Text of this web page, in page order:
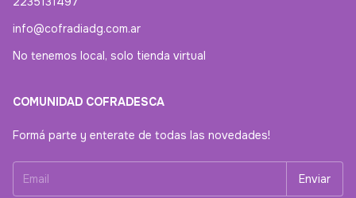
info@cofradiadg.com.ar
No tenemos local, solo tienda virtual
COMUNIDAD COFRADESCA
Formá parte y enterate de todas las novedades!